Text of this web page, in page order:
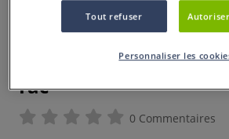
Lot de 4 feuilles
Tac
0 Commentaires
Tout refuser
Personnaliser les